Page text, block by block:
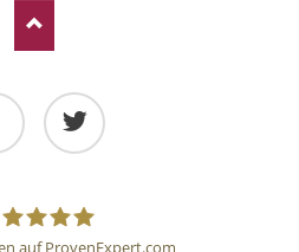
auf ProvenExpert.com